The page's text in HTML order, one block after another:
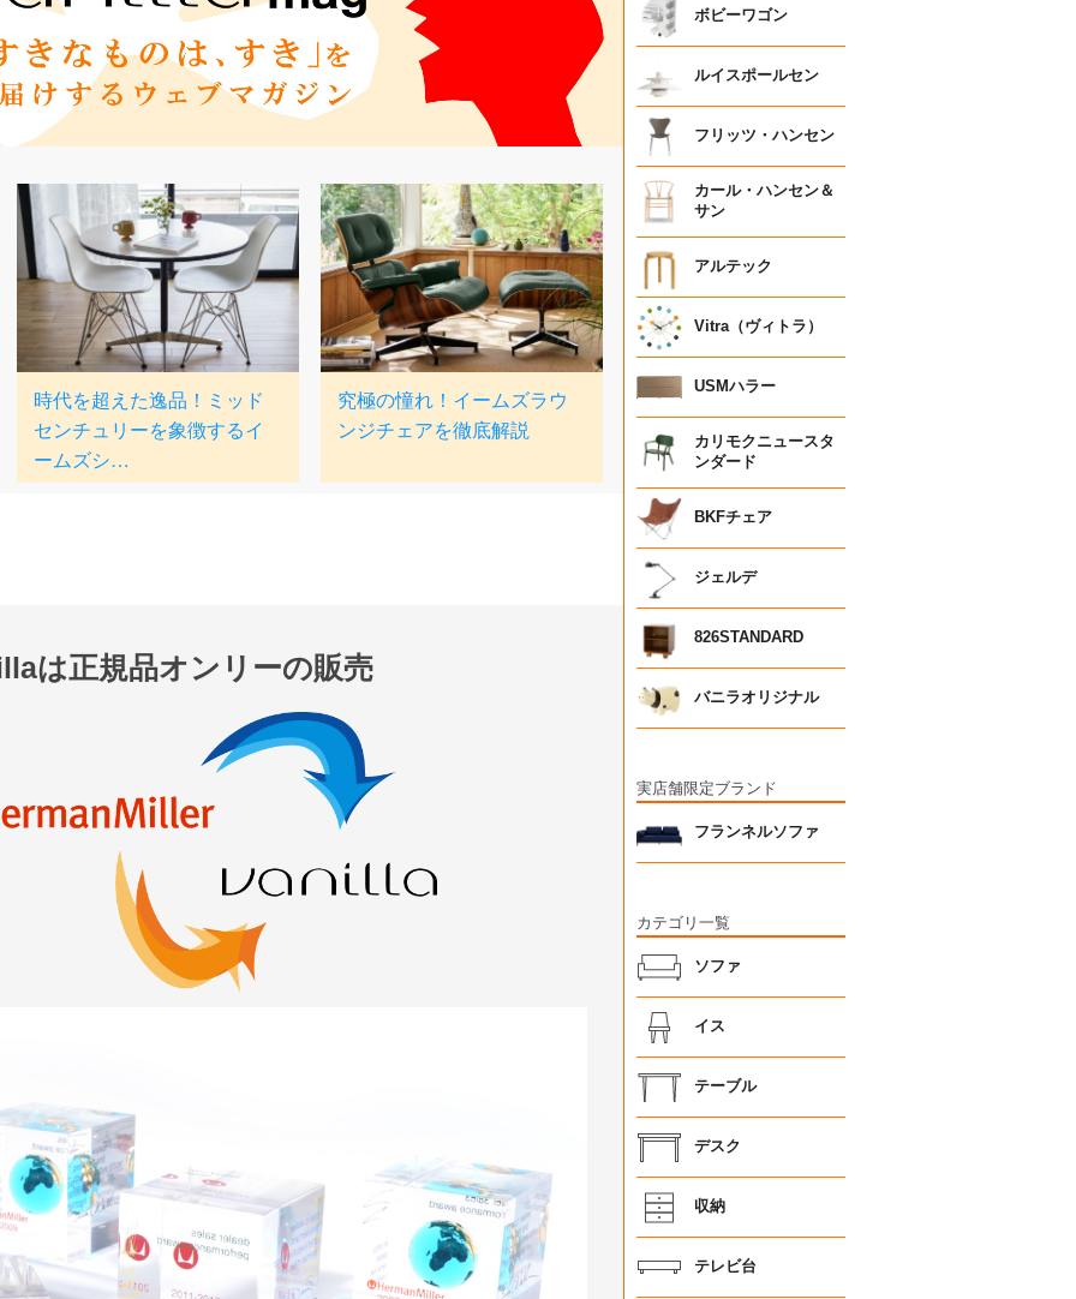
は正規品オンリーの販売
ボビーワゴン
ルイスポールセン
フリッツ・ハンセン
カール・ハンセン＆
サン
アルテック
Vitra（ヴィトラ）
USMハラー
カリモクニュースタ
ンダード
BKFチェア
ジェルデ
826STANDARD
バニラオリジナル
実店舗限定ブランド
フランネルソファ
カテゴリ一覧
ソファ
イス
テーブル
デスク
収納
テレビ台